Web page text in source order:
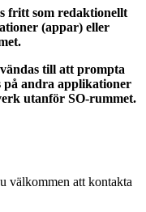
fritt som redaktionellt
(appar) eller
till att prompta
på andra applikationer
utanför SO-rummet.
välkommen att kontakta